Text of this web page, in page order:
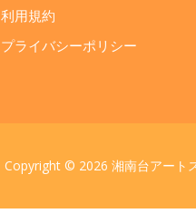
利用規約
プライバシーポリシー
Copyright © 2026 湘南台アート